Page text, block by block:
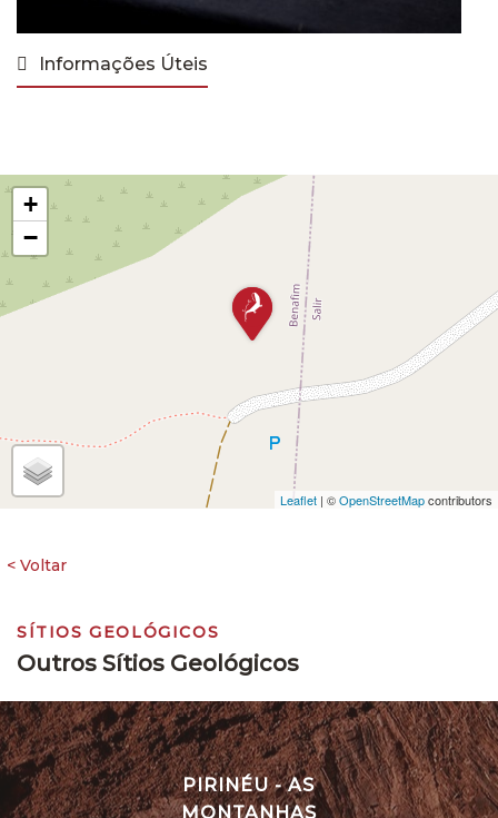
Informações Úteis
+
−
Leaflet | ©OpenStreetMapcontributors
SÍTIOS GEOLÓGICOS
Outros Sítios Geológicos
PIRINÉU - AS
MONTANHAS